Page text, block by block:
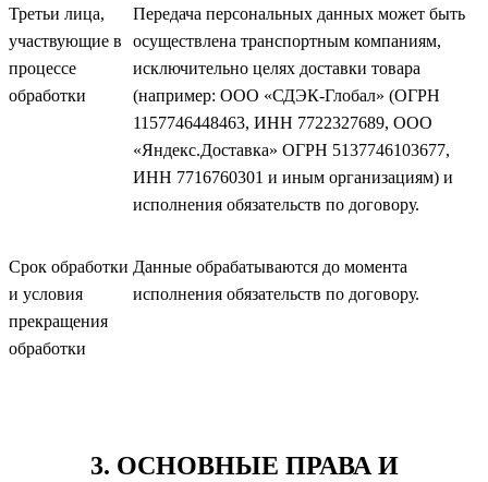
Третьи лица,
участвующие в
процессе
обработки
Передача персональных данных может быть
осуществлена транспортным компаниям,
исключительно целях доставки товара
(например: ООО «СДЭК-Глобал» (ОГРН
1157746448463, ИНН 7722327689, ООО
«Яндекс.Доставка» ОГРН 5137746103677,
ИНН 7716760301 и иным организациям) и
исполнения обязательств по договору.
Срок обработки
и условия
прекращения
обработки
Данные обрабатываются до момента
исполнения обязательств по договору.
3. ОСНОВНЫЕ ПРАВА И